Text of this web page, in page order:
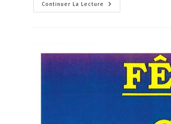
Continuer La Lecture